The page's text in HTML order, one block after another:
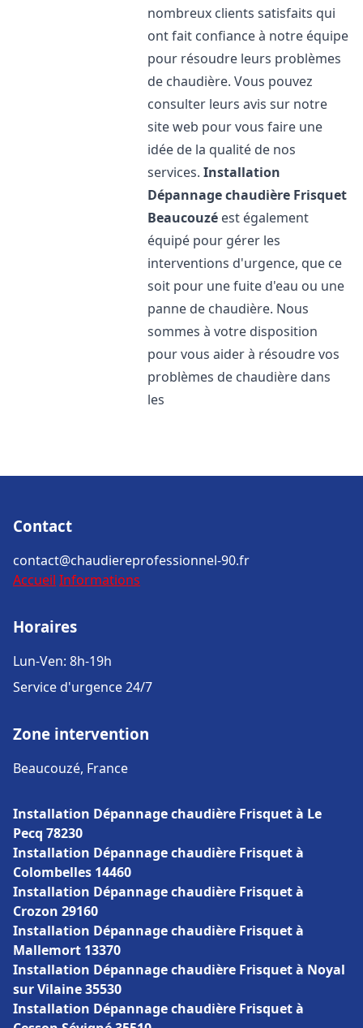
nombreux clients satisfaits qui
ont fait confiance à notre équipe
pour résoudre leurs problèmes
de chaudière. Vous pouvez
consulter leurs avis sur notre
site web pour vous faire une
idée de la qualité de nos
services.Installation
Dépannage chaudière Frisquet
Beaucouzé est également
équipé pour gérer les
interventions d'urgence, que ce
soit pour une fuite d'eau ou une
panne de chaudière. Nous
sommes à votre disposition
pour vous aider à résoudre vos
problèmes de chaudière dans
les
Contact
contact@chaudiereprofessionnel-90.fr
Accueil Informations
Horaires
Lun-Ven: 8h-19h
Service d'urgence 24/7
Zone intervention
Beaucouzé, France
Installation Dépannage chaudière Frisquet à Le
Pecq 78230
Installation Dépannage chaudière Frisquet à
Colombelles 14460
Installation Dépannage chaudière Frisquet à
Crozon 29160
Installation Dépannage chaudière Frisquet à
Mallemort 13370
Installation Dépannage chaudière Frisquet à Noyal
sur Vilaine 35530
Installation Dépannage chaudière Frisquet à